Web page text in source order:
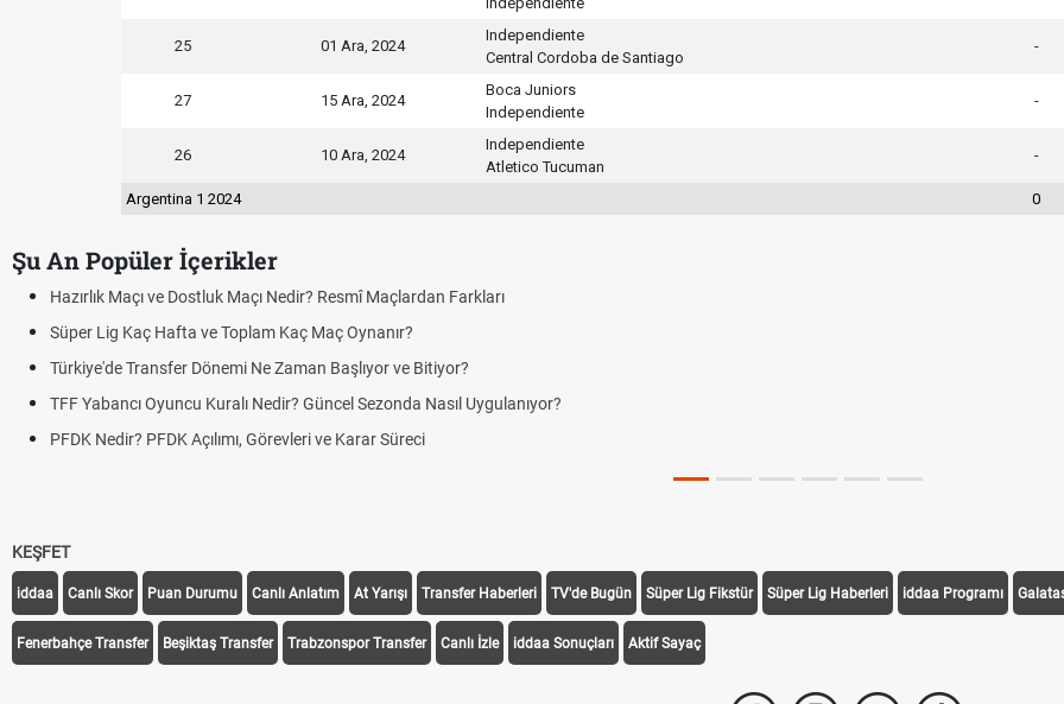
25 01 Ara, 2024
Independiente
Central Cordoba de Santiago
-
27 15 Ara, 2024
Boca Juniors
Independiente
-
26 10 Ara, 2024
Independiente
Atletico Tucuman
-
Argentina 1 2024 0
Şu An Popüler İçerikler
Maçı ve Dostluk Maçı Nedir? Resmî Maçlardan Farkları
Lig Kaç Hafta ve Toplam Kaç Maç Oynanır?
Transfer Dönemi Ne Zaman Başlıyor ve Bitiyor?
Yabancı Oyuncu Kuralı Nedir? Güncel Sezonda Nasıl Uygulanıyor?
Nedir? PFDK Açılımı, Görevleri ve Karar Süreci
KEŞFET
iddaa Canlı Skor Puan Durumu Canlı Anlatım At Yarışı Transfer Haberleri TV'de Bugün Süper Lig Fikstür Süper Lig Haberleri iddaa Programı
Fenerbahçe Transfer Beşiktaş Transfer Trabzonspor Transfer Canlı İzle iddaa Sonuçları Aktif Sayaç